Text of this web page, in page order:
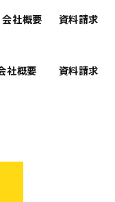
社概要 資料請求
会社概要 資料請求